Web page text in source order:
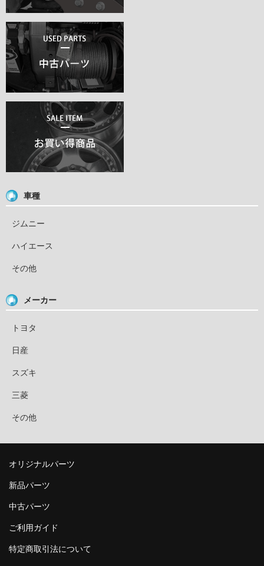
車種
ジムニー
ハイエース
その他
メーカー
トヨタ
日産
スズキ
三菱
その他
オリジナルパーツ
新品パーツ
中古パーツ
ご利用ガイド
特定商取引法について